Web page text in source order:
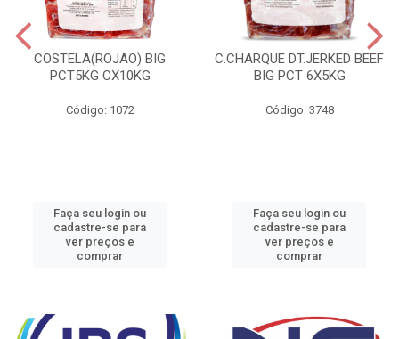
COSTELA(ROJAO) BIG
PCT5KG CX10KG
Código: 1072
Faça seu login ou
cadastre-se para
ver preços e
comprar
C.CHARQUE DT.JERKED BEEF
BIG PCT 6X5KG
Código: 3748
Faça seu login ou
cadastre-se para
ver preços e
comprar